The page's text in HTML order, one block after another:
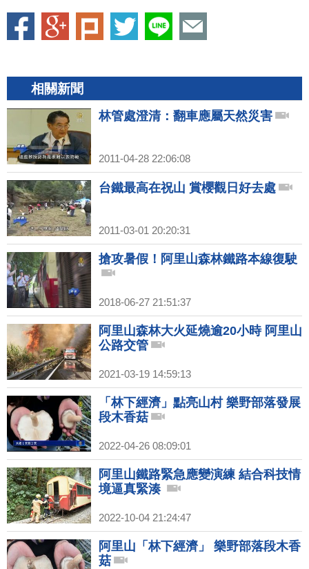
相關新聞
林管處澄清：翻車應屬天然災害
2011-04-28 22:06:08
台鐵最高在祝山 賞櫻觀日好去處
2011-03-01 20:20:31
搶攻暑假！阿里山森林鐵路本線復駛
2018-06-27 21:51:37
阿里山森林大火延燒逾20小時 阿里山
公路交管
2021-03-19 14:59:13
「林下經濟」點亮山村 樂野部落發展
段木香菇
2022-04-26 08:09:01
阿里山鐵路緊急應變演練 結合科技情
境逼真緊湊
2022-10-04 21:24:47
阿里山「林下經濟」 樂野部落段木香
菇